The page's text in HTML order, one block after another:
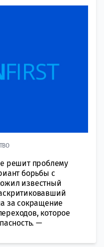
решит проблему
борьбы с
известный
за сокращение
которое
—